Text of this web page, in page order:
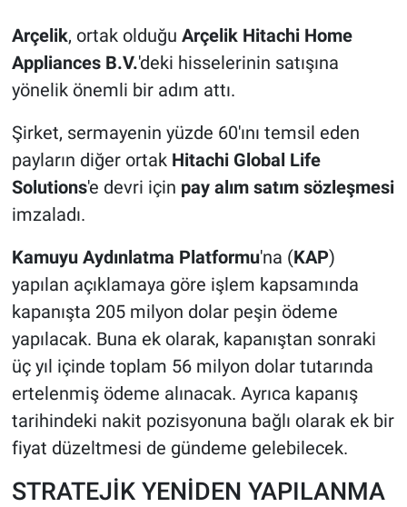
Arçelik, ortak olduğu Arçelik Hitachi Home
Appliances B.V.'deki hisselerinin satışına
yönelik önemli bir adım attı.
Şirket, sermayenin yüzde 60'ını temsil eden
payların diğer ortak Hitachi Global Life
Solutions'e devri için pay alım satım sözleşmesi
imzaladı.
Kamuyu Aydınlatma Platformu'na (KAP)
yapılan açıklamaya göre işlem kapsamında
kapanışta 205 milyon dolar peşin ödeme
yapılacak. Buna ek olarak, kapanıştan sonraki
üç yıl içinde toplam 56 milyon dolar tutarında
ertelenmiş ödeme alınacak. Ayrıca kapanış
tarihindeki nakit pozisyonuna bağlı olarak ek bir
fiyat düzeltmesi de gündeme gelebilecek.
STRATEJİK YENİDEN YAPILANMA